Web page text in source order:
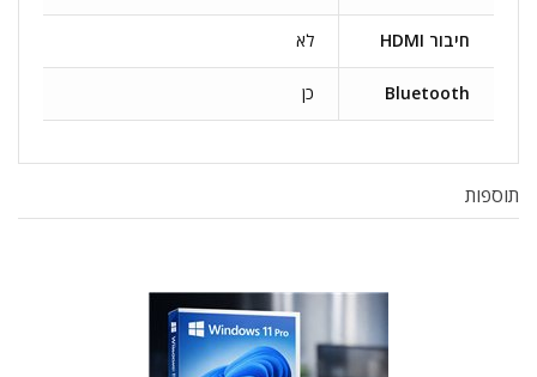
חיבור HDMI לא
Bluetooth כן
תוספות